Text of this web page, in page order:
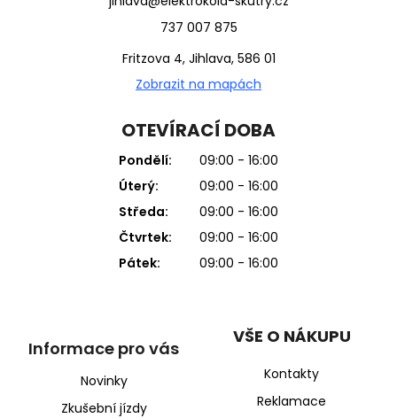
737 007 875
Fritzova 4, Jihlava, 586 01
Zobrazit na mapách
OTEVÍRACÍ DOBA
Pondělí:
09:00 - 16:00
Úterý:
09:00 - 16:00
Středa:
09:00 - 16:00
Čtvrtek:
09:00 - 16:00
Pátek:
09:00 - 16:00
Informace pro vás
Novinky
Zkušební jízdy
VŠE O NÁKUPU
Kontakty
Reklamace